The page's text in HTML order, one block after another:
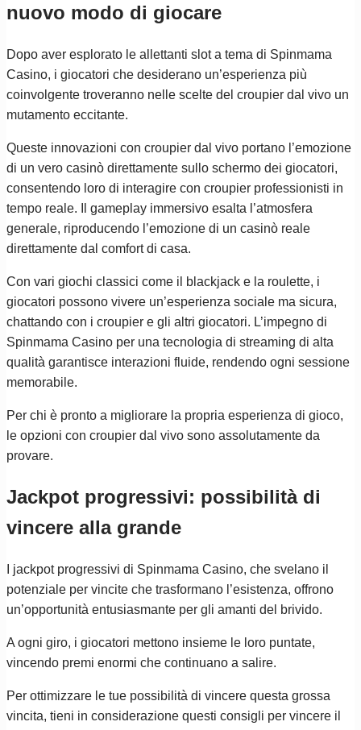
nuovo modo di giocare
Dopo aver esplorato le allettanti slot a tema di Spinmama
Casino, i giocatori che desiderano un’esperienza più
coinvolgente troveranno nelle scelte del croupier dal vivo un
mutamento eccitante.
Queste innovazioni con croupier dal vivo portano l’emozione
di un vero casinò direttamente sullo schermo dei giocatori,
consentendo loro di interagire con croupier professionisti in
tempo reale. Il gameplay immersivo esalta l’atmosfera
generale, riproducendo l’emozione di un casinò reale
direttamente dal comfort di casa.
Con vari giochi classici come il blackjack e la roulette, i
giocatori possono vivere un’esperienza sociale ma sicura,
chattando con i croupier e gli altri giocatori. L’impegno di
Spinmama Casino per una tecnologia di streaming di alta
qualità garantisce interazioni fluide, rendendo ogni sessione
memorabile.
Per chi è pronto a migliorare la propria esperienza di gioco,
le opzioni con croupier dal vivo sono assolutamente da
provare.
Jackpot progressivi: possibilità di
vincere alla grande
I jackpot progressivi di Spinmama Casino, che svelano il
potenziale per vincite che trasformano l’esistenza, offrono
un’opportunità entusiasmante per gli amanti del brivido.
A ogni giro, i giocatori mettono insieme le loro puntate,
vincendo premi enormi che continuano a salire.
Per ottimizzare le tue possibilità di vincere questa grossa
vincita, tieni in considerazione questi consigli per vincere il